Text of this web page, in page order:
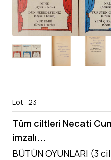
Lot : 23
Tüm ciltleri Necati
imzalı...
BÜTÜN OYUNLARI (3